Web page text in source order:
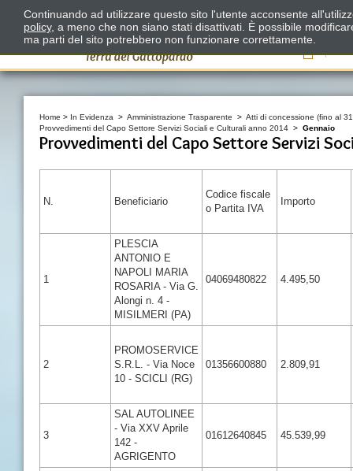
Il
Home > In Evidenza > Amministrazione Trasparente > Atti di concessione (fino al
Provvedimenti del Capo Settore Servizi Sociali e Culturali anno 2014 > Gennaio
Provvedimenti del Capo Settore Servizi
N. Beneficiario
Codice fiscale
o Partita IVA
Importo
1
PLESCIA
ANTONIO E
NAPOLI MARIA
ROSARIA - Via G.
Alongi n. 4 -
MISILMERI (PA)
04069480822 4.495,50
2
PROMOSERVICE
S.R.L. - Via Noce
10 - SCICLI (RG)
01356600880 2.809,91
3
SAL AUTOLINEE
- Via XXV Aprile
142 -
AGRIGENTO
01612640845 45.539,99
Continuando ad utilizzare questo sito l'utente acconsente
policy, a meno che non siano stati disattivati. È possibile
ma parti del sito potrebbero non funzionare correttamente.